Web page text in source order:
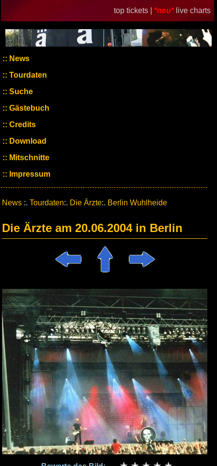
top tickets | *neu* live charts
News
Tourdaten
Suche
Gästebuch
Credits
Download
Mitschnitte
Impressum
News :. Tourdaten:. Die Ärzte:. Berlin Wuhlheide
Die Ärzte am 20.06.2004 in Berlin